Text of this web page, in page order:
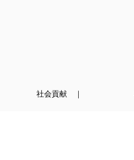
社会貢献 ｜